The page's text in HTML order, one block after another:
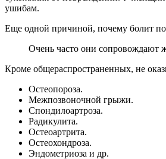
ушибам.
Еще одной причиной, почему болит
Очень часто они сопровождают
Кроме общераспространенных, не
Остеопороза.
Межпозвоночной грыжи.
Спондилоартроза.
Радикулита.
Остеоартрита.
Остеохондроза.
Эндометриоза и др.